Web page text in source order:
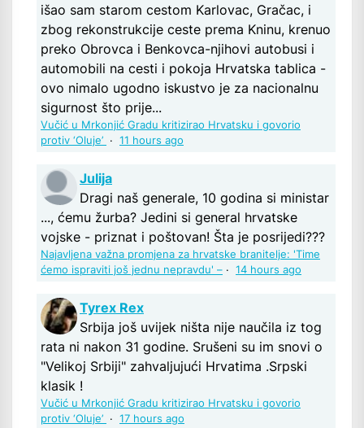
išao sam starom cestom Karlovac, Gračac, i
zbog rekonstrukcije ceste prema Kninu, krenuo
preko Obrovca i Benkovca-njihovi autobusi i
automobili na cesti i pokoja Hrvatska tablica -
ovo nimalo ugodno iskustvo je za nacionalnu
sigurnost što prije...
Vučić u Mrkonjić Gradu kritizirao Hrvatsku i govorio
protiv ‘Oluje’ · 11 hours ago
Julija
Dragi naš generale, 10 godina si ministar
..., ćemu žurba? Jedini si general hrvatske
vojske - priznat i poštovan! Šta je posrijedi???
Najavljena važna promjena za hrvatske branitelje: 'Time
ćemo ispraviti još jednu nepravdu' – · 14 hours ago
Tyrex Rex
Srbija još uvijek ništa nije naučila iz tog
rata ni nakon 31 godine. Srušeni su im snovi o
"Velikoj Srbiji" zahvaljujući Hrvatima .Srpski
klasik !
Vučić u Mrkonjić Gradu kritizirao Hrvatsku i govorio
protiv ‘Oluje’ · 17 hours ago